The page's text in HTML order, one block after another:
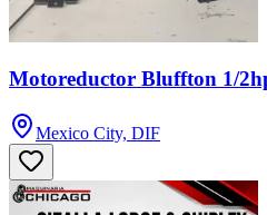
Motoreductor Bluffton 1/
Mexico City, DIF